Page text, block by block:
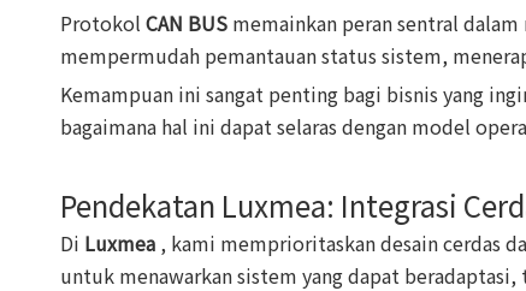
Protokol CAN BUS memainkan peran sentral
mempermudah pemantauan status sistem,
Kemampuan ini sangat penting bagi bisnis yang
bagaimana hal ini dapat selaras dengan model
Pendekatan Luxmea: Integrasi
Di Luxmea , kami memprioritaskan desain cerdas
untuk menawarkan sistem yang dapat